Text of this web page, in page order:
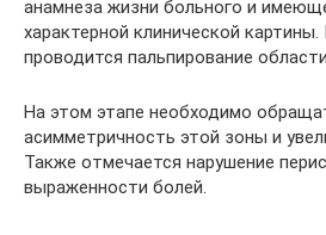
анамнеза жизни больного и
характерной клинической
проводится пальпирование
На этом этапе необходимо
асимметричность этой зоны и
Также отмечается нарушение
выраженности болей.